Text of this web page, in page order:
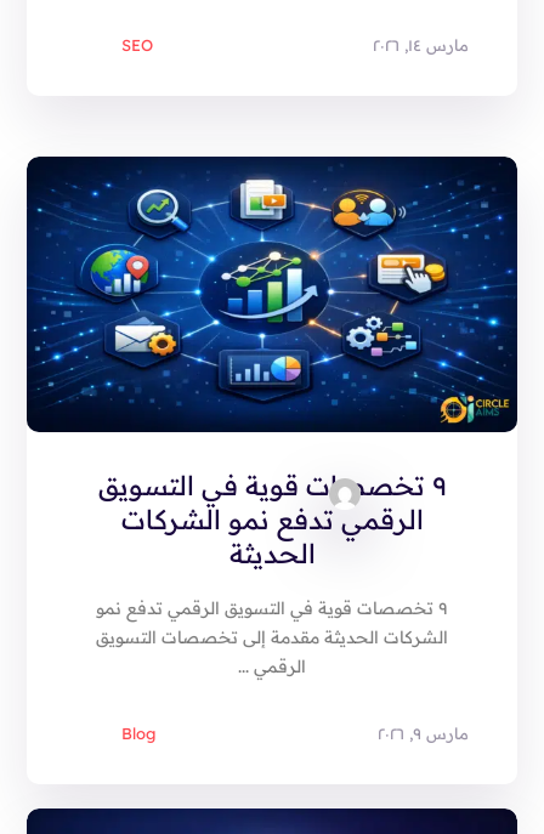
SEO مارس ١٤, ٢٠٢٦
٩ تخصصات قوية في التسويق
الرقمي تدفع نمو الشركات
الحديثة
Blog مارس ٩, ٢٠٢٦
٩ تخصصات قوية في التسويق الرقمي تدفع نمو
الشركات الحديثة مقدمة إلى تخصصات التسويق
الرقمي ...